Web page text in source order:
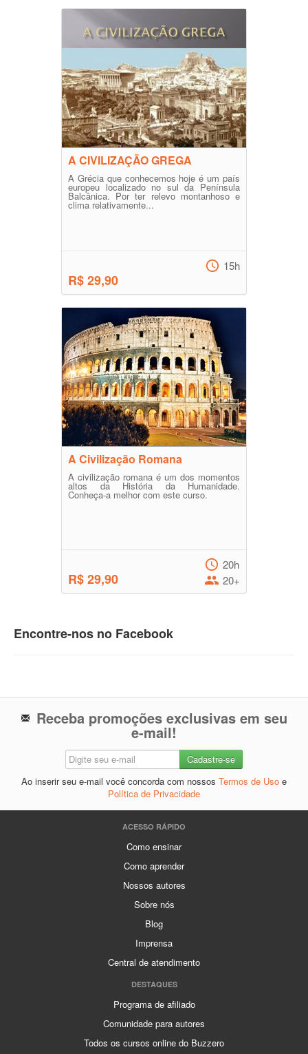
A CIVILIZAÇÃO GREGA
A Grécia que conhecemos hoje é um país
europeu localizado no sul da Península
Balcânica. Por ter relevo montanhoso e
clima relativamente...
R$ 29,90
15h
A Civilização Romana
A civilização romana é um dos momentos
altos da História da Humanidade.
Conheça-a melhor com este curso.
R$ 29,90
20h
20+
Encontre-nos no Facebook
Receba promoções exclusivas em seu
e-mail!
Ao inserir seu e-mail você concorda com nossos Termos de Uso e
Política de Privacidade
ACESSO RÁPIDO
Como ensinar
Como aprender
Nossos autores
Sobre nós
Blog
Imprensa
Central de atendimento
DESTAQUES
Programa de afiliado
Comunidade para autores
Todos os cursos online do Buzzero